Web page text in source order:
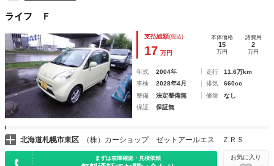
ライフ Ｆ
支払総額(税込)
17 万円
本体価格
15
万円
諸費用
2
万円
年式 2004年 走行
11.6万km
車検
2028年4月 排気
660cc
整備
法定整備無 修復
なし
保証
保証無
北海道札幌市東区 （株）カーショップ ゼットアールエス ＺＲＳ
まずは在庫確認・見積依頼 お気に入り